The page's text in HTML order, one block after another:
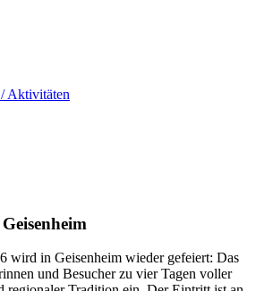
Aktivitäten
wird in Geisenheim wieder gefeiert: Das
und Besucher zu vier Tagen voller